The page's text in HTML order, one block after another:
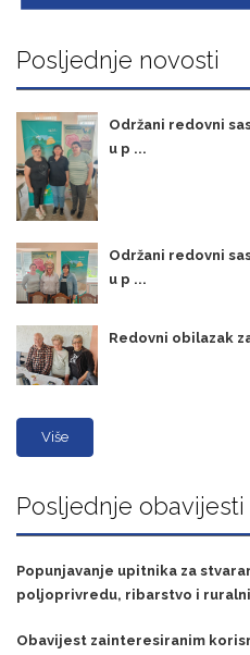
Posljednje novosti
Održani redovni
u p ...
Održani redovni
u p ...
Redovni obilazak
Više
Posljednje obavijesti
Popunjavanje upitnika za
poljoprivredu, ribarstvo i
Obavijest zainteresiranim